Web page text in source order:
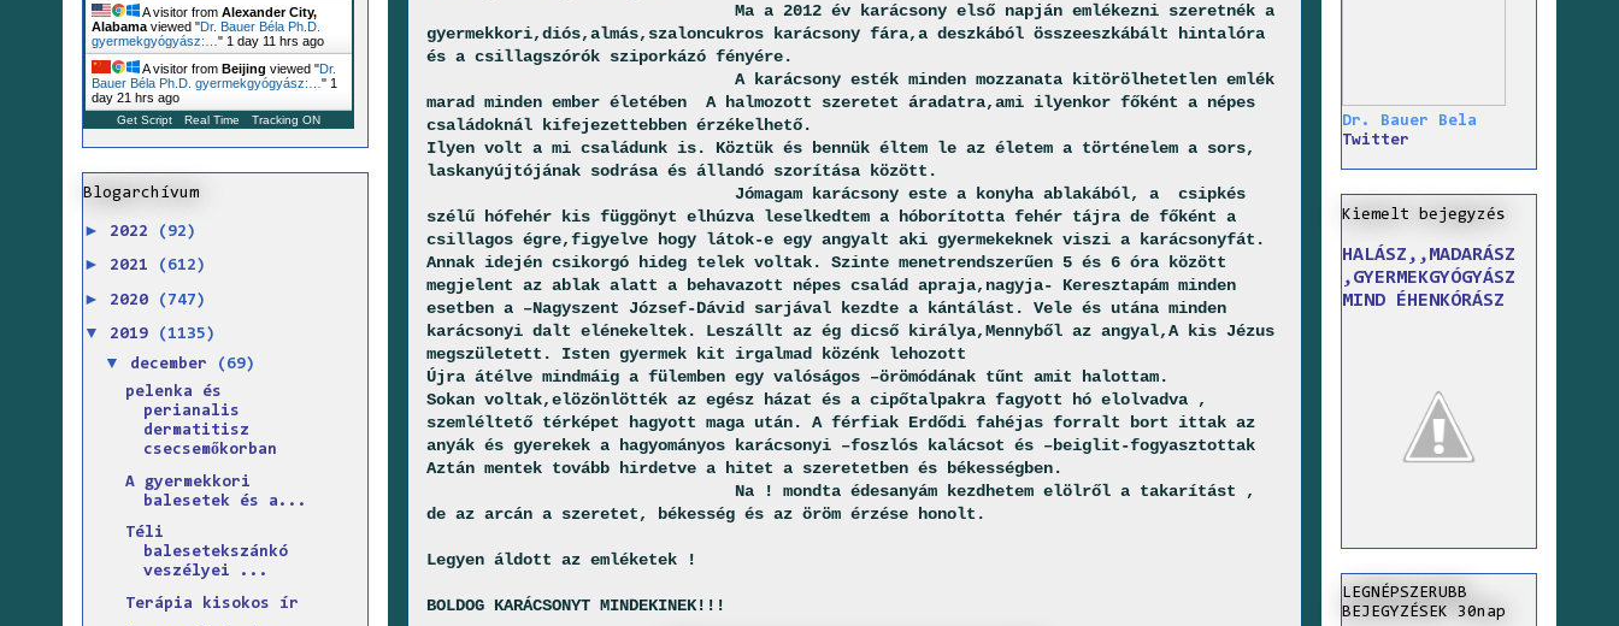
Ma a 2012 év karácsony első napján emlékezni szeretnék a
gyermekkori,diós,almás,szaloncukros karácsony fára,a deszkából összeeszkábált hintalóra
és a csillagszórók sziporkázó fényére.
A karácsony esték minden mozzanata kitörölhetetlen emlék
marad minden ember életében
A halmozott szeretet áradatra,ami ilyenkor főként a népes
családoknál kifejezettebben érzékelhető.
Ilyen volt a mi családunk is. Köztük és bennük éltem le az életem a történelem a sors,
laskanyújtójának sodrása és állandó szorítása között.
Jómagam karácsony este a konyha ablakából, a
csipkés
szélű hófehér kis függönyt elhúzva leselkedtem a hóborította fehér tájra de főként a
csillagos égre,figyelve hogy látok-e egy angyalt aki gyermekeknek viszi a karácsonyfát.
Annak idején csikorgó hideg telek voltak. Szinte menetrendszerűen 5 és 6 óra között
megjelent az ablak alatt a behavazott népes család apraja,nagyja- Keresztapám minden
esetben a –Nagyszent József-Dávid sarjával kezdte a kántálást. Vele és utána minden
karácsonyi dalt elénekeltek. Leszállt az ég dicső királya,Mennyből az angyal,A kis Jézus
megszületett. Isten gyermek kit irgalmad közénk lehozott
Újra átélve mindmáig a fülemben egy valóságos –örömódának tűnt amit halottam.
Sokan voltak,elözönlötték az egész házat és a cipőtalpakra fagyott hó elolvadva ,
szemléltető térképet hagyott maga után. A férfiak Erdődi fahéjas forralt bort ittak az
anyák és gyerekek a hagyományos karácsonyi –foszlós kalácsot és –beiglit-fogyasztottak
Aztán mentek tovább hirdetve a hitet a szeretetben és békességben.
Na ! mondta édesanyám kezdhetem elölről a takarítást ,
de az arcán a szeretet, békesség és az öröm érzése honolt.
Legyen áldott az emléketek !
BOLDOG KARÁCSONYT MINDEKINEK!!!
A visitor from Alexander City,
Alabama viewed "Dr. Bauer Béla Ph.D.
gyermekgyógyász:… " 1 day 11 hrs ago
A visitor from Beijing viewed "Dr.
Bauer Béla Ph.D. gyermekgyógyász:… " 1
day 21 hrs ago
Get Script Real Time Tracking ON
Blogarchívum
► 2022 (92)
► 2021 (612)
► 2020 (747)
▼ 2019 (1135)
▼ december
(69)
pelenka és
perianalis
dermatitisz
csecsemőkorban
A gyermekkori
balesetek és a...
Téli
balesetekszánkó
veszélyei ...
Terápia kisokos ír
Dr. Bauer Bela
Twitter
Kiemelt bejegyzés
HALÁSZ,,MADARÁSZ
,GYERMEKGYÓGYÁSZ
MIND ÉHENKÓRÁSZ
LEGNÉPSZERUBB
BEJEGYZÉSEK 30nap